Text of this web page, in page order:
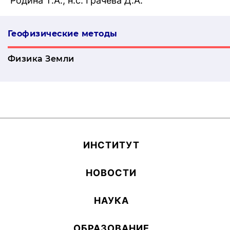
Геофизические методы
Физика Земли
ИН­СТИ­ТУТ
НОВОСТИ
НАУКА